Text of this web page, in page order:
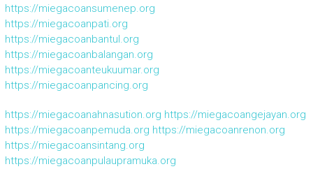
https://miegacoansumenep.org
https://miegacoanpati.org
https://miegacoanbantul.org
https://miegacoanbalangan.org
https://miegacoanteukuumar.org
https://miegacoanpancing.org
https://miegacoanahnasution.org https://miegacoangejayan.org
https://miegacoanpemuda.org https://miegacoanrenon.org
https://miegacoansintang.org
https://miegacoanpulaupramuka.org